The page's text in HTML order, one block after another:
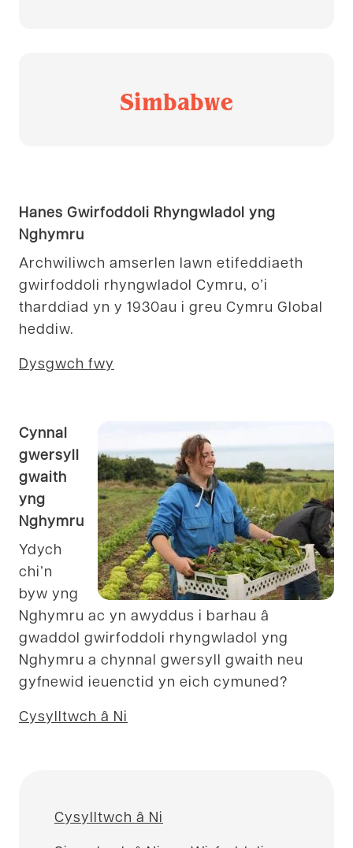
Simbabwe
Hanes Gwirfoddoli Rhyngwladol yng
Nghymru
Archwiliwch amserlen lawn etifeddiaeth
gwirfoddoli rhyngwladol Cymru, o’i
tharddiad yn y 1930au i greu Cymru Global
heddiw.
Dysgwch fwy
Cynnal
gwersyll
gwaith
yng
Nghymru
Ydych
chi’n
byw yng
Nghymru ac yn awyddus i barhau â
gwaddol gwirfoddoli rhyngwladol yng
Nghymru a chynnal gwersyll gwaith neu
gyfnewid ieuenctid yn eich cymuned?
Cysylltwch â Ni
Cysylltwch â Ni